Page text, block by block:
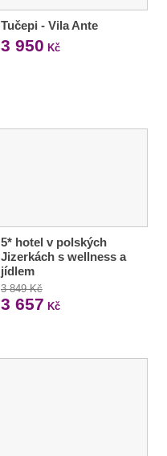
Tučepi - Vila Ante
3 950 Kč
5* hotel v polských
Jizerkách s wellness a
jídlem
3 849 Kč
3 657 Kč